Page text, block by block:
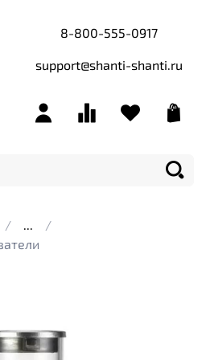
8-800-555-0917
support@shanti-shanti.ru